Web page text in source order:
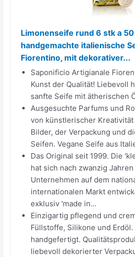
Limonenseife rund 6 stk a 50
handgemachte italienische
Fiorentino, mit dekorativer...
Saponificio Artigianale
Kunst der Qualität! Liebevoll
sanfte Seife mit ätherischen
Ausgesuchte Parfums und
von künstlerischer
Bilder, der Verpackung und
Seifen. Vegane Seife aus
Das Original seit 1999. Die
hat sich nach zwanzig
Unternehmen auf dem
internationalen Markt
exklusiv 'made in...
Einzigartig pflegend und
Füllstoffe, Silikone und
handgefertigt.
liebevoll dekorierter